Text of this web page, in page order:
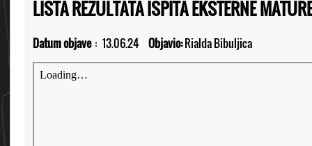
LISTA REZULTATA ISPITA EKSTERNE
Datum objave : 13.06.24 Objavio:Rialda Bibuljica